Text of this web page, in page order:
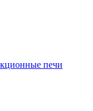
печи